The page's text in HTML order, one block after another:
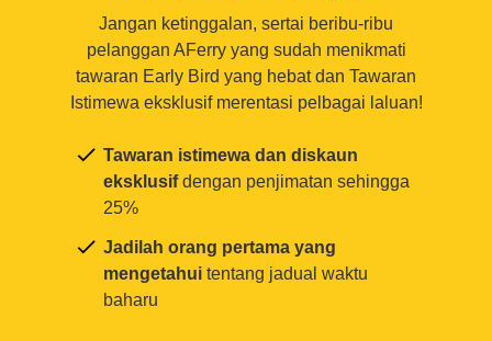
Jangan ketinggalan, sertai beribu-ribu
pelanggan AFerry yang sudah menikmati
tawaran Early Bird yang hebat dan Tawaran
Istimewa eksklusif merentasi pelbagai laluan!
Tawaran istimewa dan diskaun
eksklusifdengan penjimatan sehingga
25%
Jadilah orang pertama yang
mengetahui tentang jadual waktu
baharu